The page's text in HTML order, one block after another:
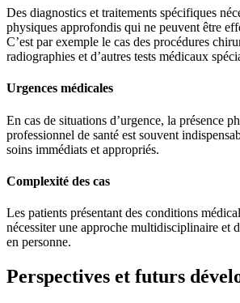
Des diagnostics et traitements spécifiques
physiques approfondis qui ne peuvent être
C’est par exemple le cas des procédures
radiographies et d’autres tests médicaux
Urgences médicales
En cas de situations d’urgence, la présence
professionnel de santé est souvent
soins immédiats et appropriés.
Complexité des cas
Les patients présentant des conditions
nécessiter une approche multidisciplinaire et
en personne.
Perspectives et futurs